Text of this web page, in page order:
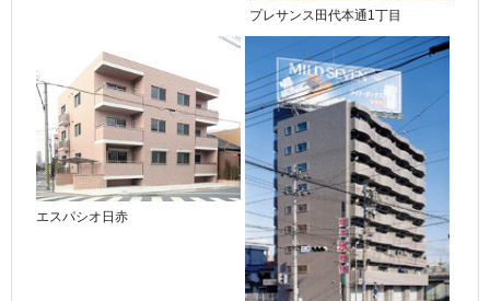
プレサンス田代本通1丁目
エスパシオ日赤